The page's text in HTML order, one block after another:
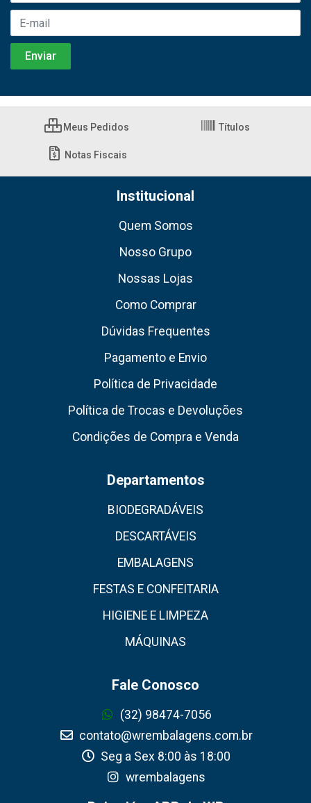
Meus Pedidos Títulos
Notas Fiscais
Institucional
Quem Somos
Nosso Grupo
Nossas Lojas
Como Comprar
Dúvidas Frequentes
Pagamento e Envio
Política de Privacidade
Política de Trocas e Devoluções
Condições de Compra e Venda
Departamentos
BIODEGRADÁVEIS
DESCARTÁVEIS
EMBALAGENS
FESTAS E CONFEITARIA
HIGIENE E LIMPEZA
MÁQUINAS
Fale Conosco
(32) 98474-7056
contato@wrembalagens.com.br
Seg a Sex 8:00 às 18:00
wrembalagens